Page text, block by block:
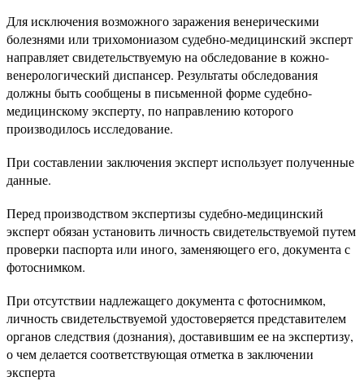
Для исключения возможного заражения венерическими
болезнями или трихомониазом судебно-медицинский эксперт
направляет свидетельствуемую на обследование в кожно-
венерологический диспансер. Результаты обследования
должны быть сообщены в письменной форме судебно-
медицинскому эксперту, по направлению которого
производилось исследование.
При составлении заключения эксперт использует полученные
данные.
Перед производством экспертизы судебно-медицинский
эксперт обязан установить личность свидетельствуемой путем
проверки паспорта или иного, заменяющего его, документа с
фотоснимком.
При отсутствии надлежащего документа с фотоснимком,
личность свидетельствуемой удостоверяется представителем
органов следствия (дознания), доставившим ее на экспертизу,
о чем делается соответствующая отметка в заключении
эксперта